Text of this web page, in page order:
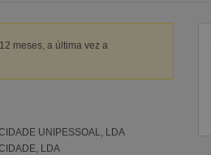
meses, a última vez a
UNIPESSOAL, LDA
LDA